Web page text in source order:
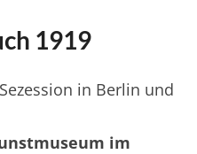
1919
in Berlin und
im